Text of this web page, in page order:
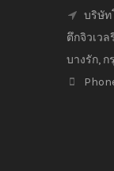
บริษัท
ตึกจิวเวล
บางรัก, ก